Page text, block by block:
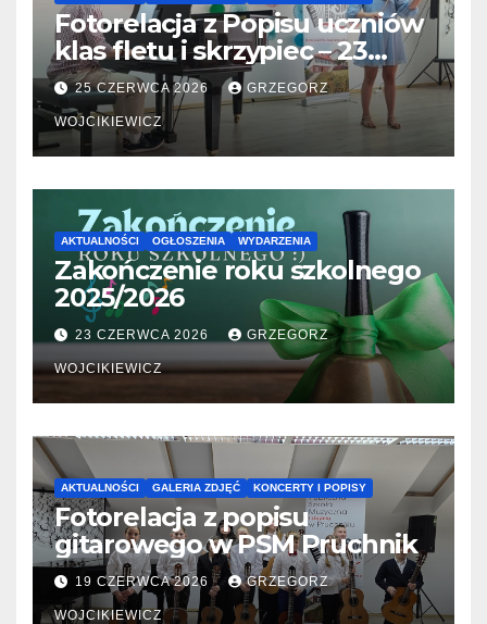
Fotorelacja z Popisu uczniów
klas fletu i skrzypiec – 23
06.2026
25 CZERWCA 2026 GRZEGORZ
WOJCIKIEWICZ
AKTUALNOŚCI OGŁOSZENIA WYDARZENIA
Zakończenie roku szkolnego
2025/2026
23 CZERWCA 2026 GRZEGORZ
WOJCIKIEWICZ
AKTUALNOŚCI GALERIA ZDJĘĆ KONCERTY I POPISY
Fotorelacja z popisu
gitarowego w PSM Pruchnik
19 CZERWCA 2026 GRZEGORZ
WOJCIKIEWICZ